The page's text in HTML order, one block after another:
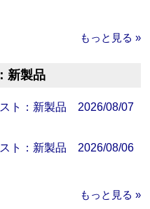
もっと見る »
新製品
ト：新製品 2026/08/07
ト：新製品 2026/08/06
もっと見る »